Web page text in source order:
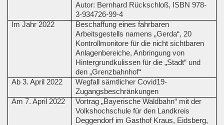
Autor: Bernhard Rückschloß, ISBN 978-
3-934726-99-4
Im Jahr 2022
Beschaffung eines fahrbaren
Arbeitsgestells namens „Gerda“, 20
Kontrollmonitore für die nicht sichtbaren
Anlagenbereiche, Anbringung von
Hintergrundkulissen für die „Stadt“ und
den „Grenzbahnhof“
Ab 3. April 2022
Wegfall sämtlicher Covid19-
Zugangsbeschränkungen
Am 7. April 2022
Vortrag „Bayerische Waldbahn“ mit der
Volkshochschule für den Landkreis
Deggendorf im Gasthof Kraus, Eidsberg,